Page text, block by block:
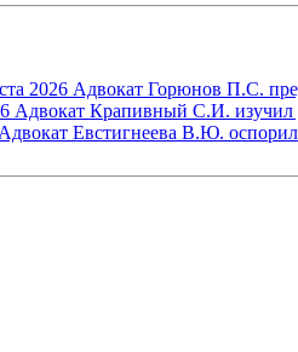
2026 Адвокат Горюнов П.С.
Адвокат Крапивный С.И. изучил
Адвокат Евстигнеева В.Ю.